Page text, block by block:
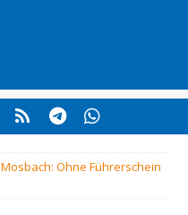
Mosbach: Ohne Führerschein